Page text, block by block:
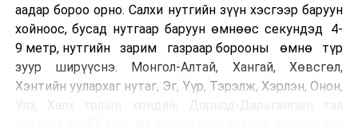
аадар бороо орно. Салхи нутгийн зүүн хэсгээр баруун
хойноос, бусад нутгаар баруун өмнөөс секундэд 4-
9 метр, нутгийн зарим газраар борооны өмнө түр
зуур ширүүснэ. Монгол-Алтай, Хангай, Хөвсгөл,
Хэнтийн уулархаг нутаг, Эг, Үүр, Тэрэлж, Хэрлэн, Онон,